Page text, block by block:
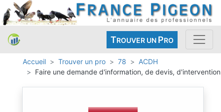
TROUVER UN PRO
Accueil Trouver un pro 78
ACDH
Faire une demande d'information, de devis, d'intervention